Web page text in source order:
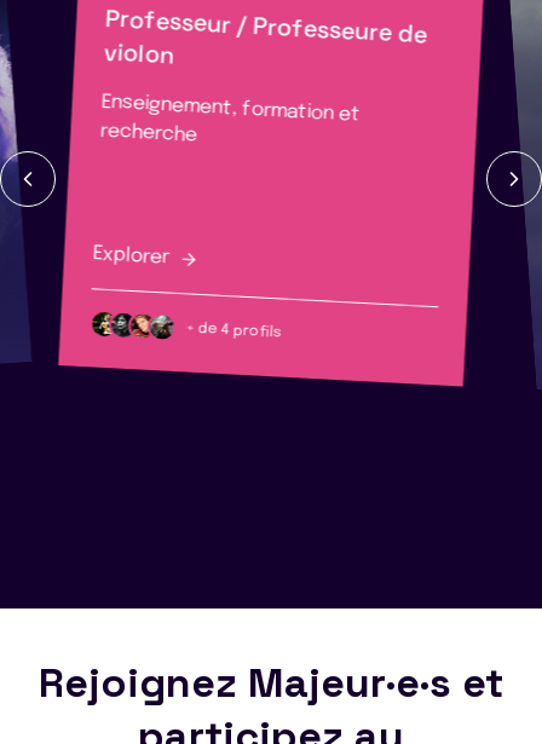
Professeur / Professeure de
violon
Enseignement, formation et
recherche
Explorer
+ de 4 profils
Rejoignez Majeur·e·s et